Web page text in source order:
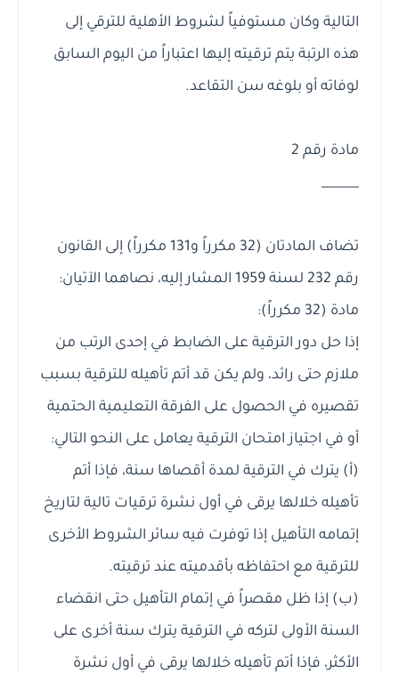
التالية وكان مستوفياً لشروط الأهلية للترقي إلى
هذه الرتبة يتم ترقيته إليها اعتباراً من اليوم السابق
لوفاته أو بلوغه سن التقاعد.
مادة رقم 2
______
تضاف المادتان (32 مكرراً و131 مكرراً) إلى القانون
رقم 232 لسنة 1959 المشار إليه، نصاهما الآتيان:
مادة (32 مكرراً):
إذا حل دور الترقية على الضابط في إحدى الرتب من
ملازم حتى رائد، ولم يكن قد أتم تأهيله للترقية بسبب
تقصيره في الحصول على الفرقة التعليمية الحتمية
أو في اجتياز امتحان الترقية يعامل على النحو التالي:
(أ) يترك في الترقية لمدة أقصاها سنة، فإذا أتم
تأهيله خلالها يرقى في أول نشرة ترقيات تالية لتاريخ
إتمامه التأهيل إذا توفرت فيه سائر الشروط الأخرى
للترقية مع احتفاظه بأقدميته عند ترقيته.
(ب) إذا ظل مقصراً في إتمام التأهيل حتى انقضاء
السنة الأولى لتركه في الترقية يترك سنة أخرى على
الأكثر، فإذا أتم تأهيله خلالها يرقى في أول نشرة